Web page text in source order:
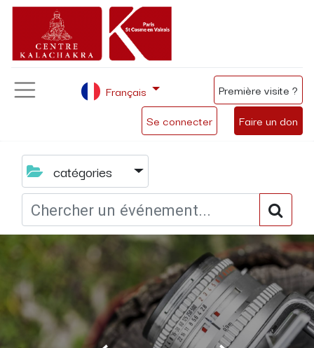
Se connecter Faire un don
Français Première visite ?
catégories